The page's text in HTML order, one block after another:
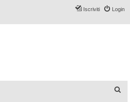
Login
Iscriviti